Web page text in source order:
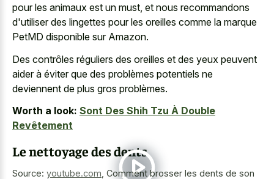
pour les animaux est un must, et nous recommandons
d'utiliser des lingettes pour les oreilles comme la marque
PetMD disponible sur Amazon.
Des contrôles réguliers des oreilles et des yeux peuvent
aider à éviter que des problèmes potentiels ne
deviennent de plus gros problèmes.
Worth a look: Sont Des Shih Tzu À Double
Revêtement
Le nettoyage des dents
Source: youtube.com Comment brosser les dents de son